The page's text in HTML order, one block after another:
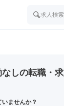
求人検索
しの転職・
ませんか？